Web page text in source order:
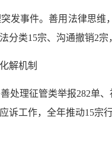
发事件。善用法律思维
分类15宗、沟通撤销2
解机制
处理征管类举报282单
诉工作，全年推动15宗